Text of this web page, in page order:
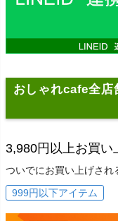
おしゃれcafe全店
3,980円以上お買い
ついでにお買い上げされ
999円以下アイテム